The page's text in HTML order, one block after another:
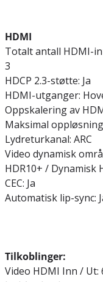
HDMI
Totalt antall HDMI-
3
HDCP 2.3-støtte: Ja
HDMI-utganger:
Oppskalering av
Maksimal
Lydreturkanal: ARC
Video dynamisk
HDR10+ / Dynamisk
CEC: Ja
Automatisk lip-sync:
Tilkoblinger:
Video HDMI Inn / Ut: